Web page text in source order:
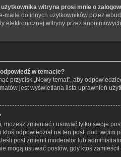
witryna prosi mnie o
maile do innych użytkowników przez
elektronicznej witryny przez
w temacie?
przycisk „Nowy temat”, aby
jest wyświetlana lista uprawnień
zmieniać i usuwać tylko swoje
odpowiedział na ten post, pod
post zmienił moderator lub
mogą usuwać postów, gdy ktoś